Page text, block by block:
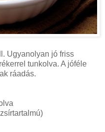
Ugyanolyan jó friss
tunkolva. A jóféle
ráadás.